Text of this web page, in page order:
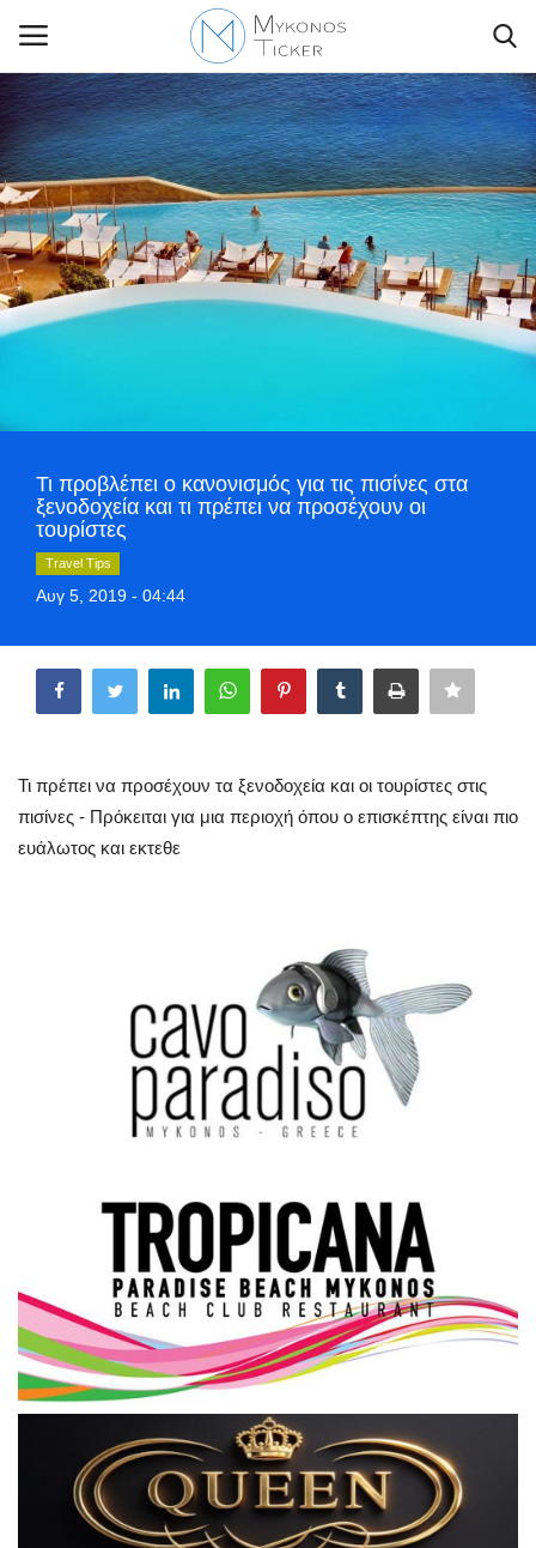
Contact Us
Politique
Business
World
Style Adorés
Greece
Arts & Culture
Science & Tech
Σεβασμιώτατος Δωρόθεος Β’
Cost Of Living Crisis
Opinion + Analysis
L’Art des Sens
All News
Local Elections 2023
Τι προβλέπει ο κανονισμός για τις πισίνες στα
ξενοδοχεία και τι πρέπει να προσέχουν οι
τουρίστες
Travel Tips
Αυγ 5, 2019 - 04:44
Τι πρέπει να προσέχουν τα ξενοδοχεία και οι τουρίστες στις
πισίνες - Πρόκειται για μια περιοχή όπου ο επισκέπτης είναι πιο
ευάλωτος και εκτεθε